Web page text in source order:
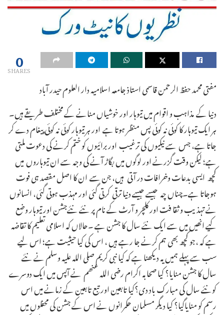
0
SHARES
مفتی محمد حفظ الرحمن قاسمی استاذ جامعہ اسلامیہ دار العلوم حیدر آباد
دنیا کے مذاہب و اقوام میں تیوہار اور خوشیاں منانے کے مختلف طریقے ہیں۔
ہر ایک تیوہار کا کوئی نہ کوئی پس منظر ہوتا ہے اور ہر تیوہار کوئی نہ کوئی پیغام دے کر
جاتا ہے، جس سے نیکیوں کی ترغیب اور برائیوں کو ختم کرنے کی دعوت ملتی
ہے؛ لیکن وقت گزرنے اور لوگوں میں بگاڑ آنے کی وجہ سے ان تیوہاروں میں
کچھ ایسی بدعات وخرافات در آتی ہیں، جن سے ان کا اصل مقصد ہی فوت
ہوجاتا ہے۔چناں چہ جیسے جیسے دنیا ترقی کرتی گئی اور مہذب ہوتی گئی، انسانوں
نے تہذیب و ثقا فت اور کلچر و آرٹ کے نام پر نئے نئےجشن اور تیوہار وضع
کیے انھیں میں سے ایک نئے سال کا جشن ہے ۔حالاں کہ اسلامی تعلیم کا تقاضہ
ہے کہ ،جو کچھ بھی ہم کرنے جا رہے ہیں ، اس کی کیا حیثیت ہے؛ اس لیے
سب سے پہلے ہمیں یہ دیکھنا ہے کہ کیا نبی کریم صلی اللہ علیہ وسلم نے نئے
سال کا جشن منایا؟ کیا صحابہ اکرام رضی اللہ عنھم نے آپس میں ایک دوسرے
کونئے سال کی مبارک باد دی؟کیا تابعین اور تبع تابعین کے زمانے میں اس
رسم کو منایاگیا؟ کیا دیگر مسلمان حکمرانوں نے اس کے جشن کی محفلوں میں